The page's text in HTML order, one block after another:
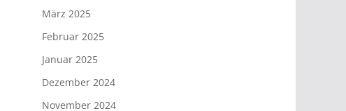
März 2025
Februar 2025
Januar 2025
Dezember 2024
November 2024